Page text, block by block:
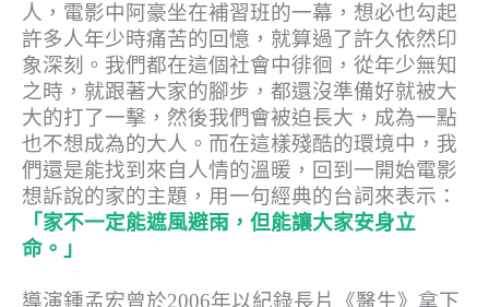
人，電影中阿豪坐在補習班的一幕，想必也勾起
許多人年少時痛苦的回憶，就算過了許久依然印
象深刻。我們都在這個社會中徘徊，從年少無知
之時，就跟著大家的腳步，都還沒準備好就被大
大的打了一擊，然後我們會被迫長大，成為一點
也不想成為的大人。而在這樣殘酷的環境中，我
們還是能找到來自人情的溫暖，回到一開始電影
想訴說的家的主題，用一句經典的台詞來表示：
「家不一定能遮風避雨，但能讓大家安身立
命。」
導演鍾孟宏曾於2006年以紀錄長片《醫生》拿下